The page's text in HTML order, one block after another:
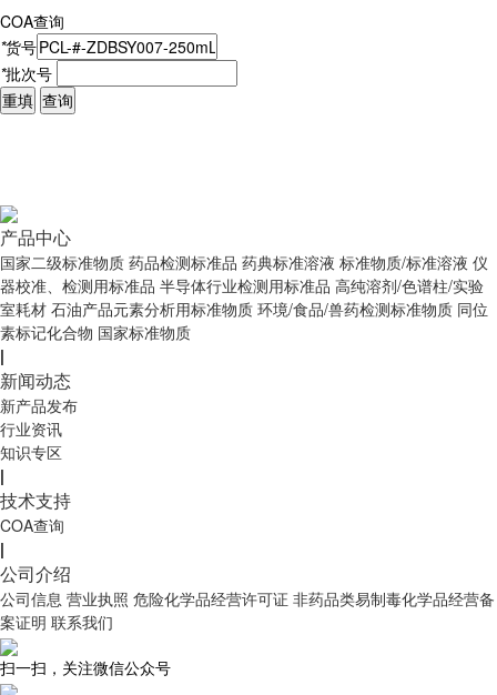
COA查询
*货号
*批次号
重填 查询
产品中心
国家二级标准物质 药品检测标准品 药典标准溶液 标准物质/标准溶液 仪
器校准、检测用标准品 半导体行业检测用标准品 高纯溶剂/色谱柱/实验
室耗材 石油产品元素分析用标准物质 环境/食品/兽药检测标准物质 同位
素标记化合物 国家标准物质
|
新闻动态
新产品发布
行业资讯
知识专区
|
技术支持
COA查询
|
公司介绍
公司信息 营业执照 危险化学品经营许可证 非药品类易制毒化学品经营备
案证明 联系我们
扫一扫，关注微信公众号